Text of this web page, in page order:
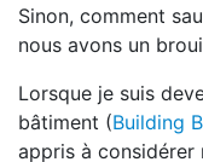
Sinon, comment
nous avons un
Lorsque je suis
bâtiment (Building
appris à considérer